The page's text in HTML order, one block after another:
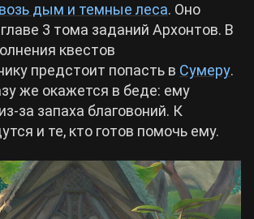
Zero
Deliverance 2
to Everness
Endfield
Waves
2077
дым и темные леса. Оно
3 тома заданий Архонтов. В
квестов
предстоит попасть в Сумеру.
же окажется в беде: ему
за запаха благовоний. К
и те, кто готов помочь ему.